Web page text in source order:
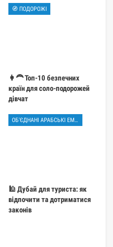
🧭 ПОДОРОЖІ
👩‍🦰 Топ-10 безпечних
країн для соло-подорожей
дівчат
ОБ'ЄДНАНІ АРАБСЬКІ ЕМІРАТИ
🕌 Дубай для туриста: як
відпочити та дотриматися
законів